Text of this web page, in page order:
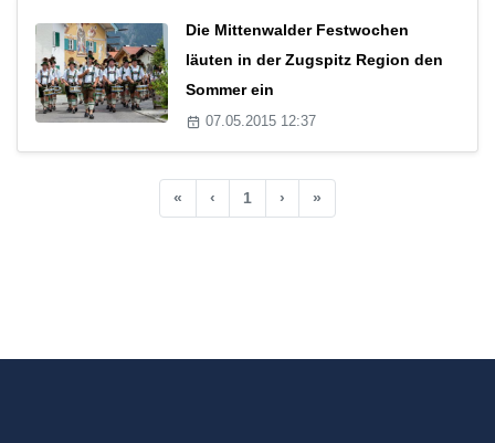
Die Mittenwalder Festwochen
läuten in der Zugspitz Region den
Sommer ein
07.05.2015 12:37
« ‹ 1 › »